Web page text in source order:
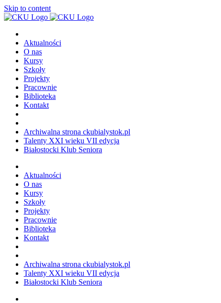
Uwaga:
ta
witryna
dostępności.
Skip to content
Aktualności
O nas
Kursy
Szkoły
Projekty
Pracownie
Biblioteka
Kontakt
Archiwalna strona ckubialystok.pl
Talenty XXI wieku VII edycja
Białostocki Klub Seniora
Aktualności
O nas
Kursy
Szkoły
Projekty
Pracownie
Biblioteka
Kontakt
Archiwalna strona ckubialystok.pl
Talenty XXI wieku VII edycja
Białostocki Klub Seniora